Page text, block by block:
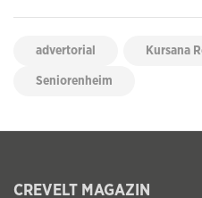
advertorial Kursana
Seniorenheim
CREVELT MAGAZIN